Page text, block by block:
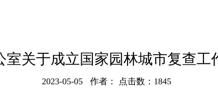
室关于成立国家园林城市复查工
2023-05-05 作者： 点击数： 1845